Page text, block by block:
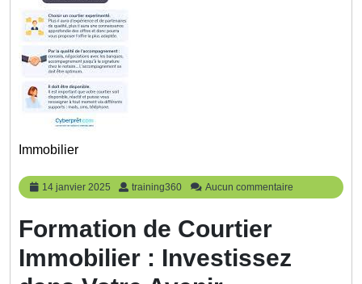
Immobilier
14 janvier 2025
14
janvier
training360 training360
Aucun commentaire
Formation de Courtier
Immobilier : Investissez